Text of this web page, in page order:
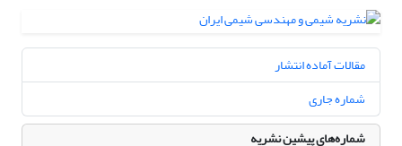
مقالات آماده انتشار
شماره جاری
شماره‌های پیشین نشریه